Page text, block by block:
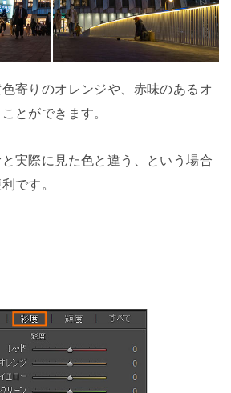
寄りのオレンジや、赤味のあるオ
とができます。
実際に見た色と違う、という場合
です。